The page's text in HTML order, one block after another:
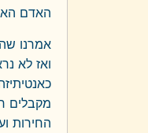
האדם
אמרנו
ואז לא
מקבלים
החירות